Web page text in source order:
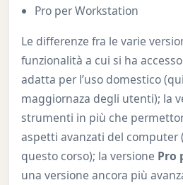
Pro per Workstation
Le differenze fra le varie
funzionalità a cui si ha
adatta per l’uso domestico
maggiornaza degli utenti); la
strumenti in più che
aspetti avanzati del computer
questo corso); la versione Pro
una versione ancora più